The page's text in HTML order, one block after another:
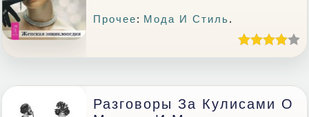
Прочее: Мода И Стиль.
Разговоры За Кулисами О